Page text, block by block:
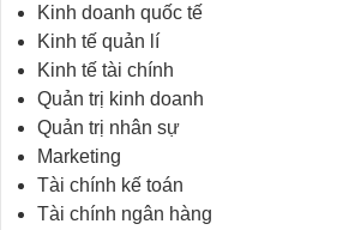
Kinh doanh quốc tế
Kinh tế quản lí
Kinh tế tài chính
Quản trị kinh doanh
Quản trị nhân sự
Marketing
Tài chính kế toán
Tài chính ngân hàng